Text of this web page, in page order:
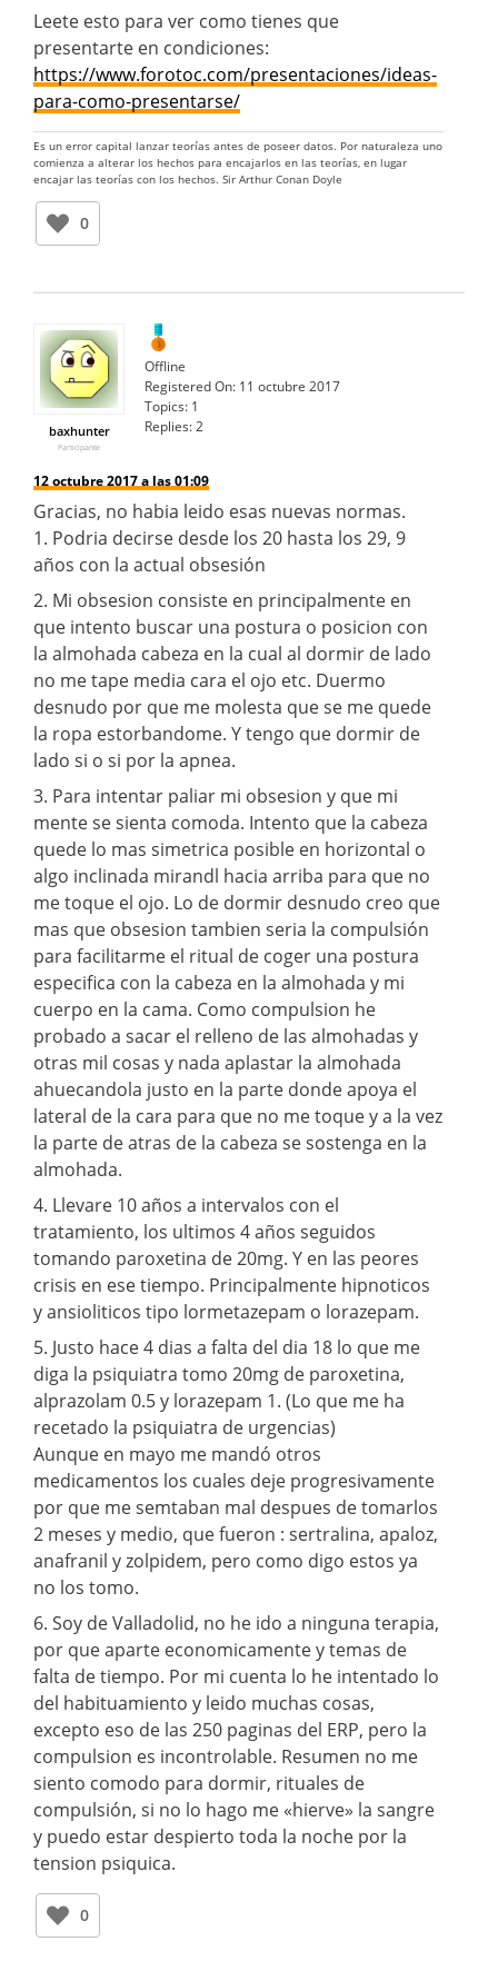
Leete esto para ver como tienes que
presentarte en condiciones:
https://www.forotoc.com/presentaciones/ideas-
para-como-presentarse/
Es un error capital lanzar teorías antes de poseer datos. Por naturaleza uno
comienza a alterar los hechos para encajarlos en las teorías, en lugar
encajar las teorías con los hechos. Sir Arthur Conan Doyle
0
baxhunter
Participante
Offline
Registered On: 11 octubre 2017
Topics: 1
Replies:2
12 octubre 2017 a las 01:09
Gracias, no habia leido esas nuevas normas.
1. Podria decirse desde los 20 hasta los 29, 9
años con la actual obsesión
2. Mi obsesion consiste en principalmente en
que intento buscar una postura o posicion con
la almohada cabeza en la cual al dormir de lado
no me tape media cara el ojo etc. Duermo
desnudo por que me molesta que se me quede
la ropa estorbandome. Y tengo que dormir de
lado si o si por la apnea.
3. Para intentar paliar mi obsesion y que mi
mente se sienta comoda. Intento que la cabeza
quede lo mas simetrica posible en horizontal o
algo inclinada mirandl hacia arriba para que no
me toque el ojo. Lo de dormir desnudo creo que
mas que obsesion tambien seria la compulsión
para facilitarme el ritual de coger una postura
especifica con la cabeza en la almohada y mi
cuerpo en la cama. Como compulsion he
probado a sacar el relleno de las almohadas y
otras mil cosas y nada aplastar la almohada
ahuecandola justo en la parte donde apoya el
lateral de la cara para que no me toque y a la vez
la parte de atras de la cabeza se sostenga en la
almohada.
4. Llevare 10 años a intervalos con el
tratamiento, los ultimos 4 años seguidos
tomando paroxetina de 20mg. Y en las peores
crisis en ese tiempo. Principalmente hipnoticos
y ansioliticos tipo lormetazepam o lorazepam.
5. Justo hace 4 dias a falta del dia 18 lo que me
diga la psiquiatra tomo 20mg de paroxetina,
alprazolam 0.5 y lorazepam 1. (Lo que me ha
recetado la psiquiatra de urgencias)
Aunque en mayo me mandó otros
medicamentos los cuales deje progresivamente
por que me semtaban mal despues de tomarlos
2 meses y medio, que fueron : sertralina, apaloz,
anafranil y zolpidem, pero como digo estos ya
no los tomo.
6. Soy de Valladolid, no he ido a ninguna terapia,
por que aparte economicamente y temas de
falta de tiempo. Por mi cuenta lo he intentado lo
del habituamiento y leido muchas cosas,
excepto eso de las 250 paginas del ERP, pero la
compulsion es incontrolable. Resumen no me
siento comodo para dormir, rituales de
compulsión, si no lo hago me «hierve» la sangre
y puedo estar despierto toda la noche por la
tension psiquica.
0